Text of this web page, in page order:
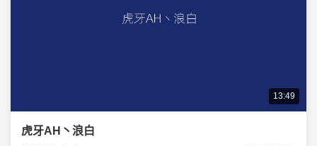
13:49
虎牙AH丶浪白